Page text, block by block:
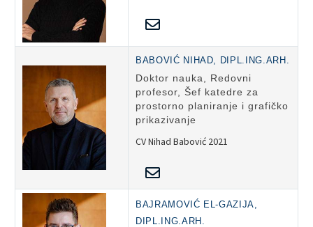
BABOVIĆ NIHAD, DIPL.ING.ARH.
Doktor nauka, Redovni
profesor, Šef katedre za
prostorno planiranje i grafičko
prikazivanje
CV Nihad Babović 2021
BAJRAMOVIĆ EL-GAZIJA,
DIPL.ING.ARH.